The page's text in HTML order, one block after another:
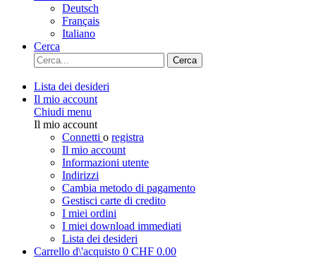
Deutsch
Français
Italiano
Cerca
Cerca
Lista dei desideri
Il mio account
Chiudi menu
Il mio account
Connetti o registra
Il mio account
Informazioni utente
Indirizzi
Cambia metodo di pagamento
Gestisci carte di credito
I miei ordini
I miei download immediati
Lista dei desideri
Carrello d\'acquisto 0 CHF 0.00